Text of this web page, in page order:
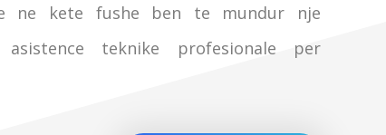
ne kete fushe ben te mundur nje
teknike profesionale per